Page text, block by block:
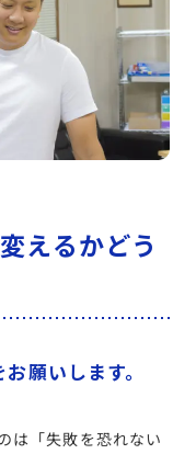
えるかどう
願いします。
は「失敗を恐れない